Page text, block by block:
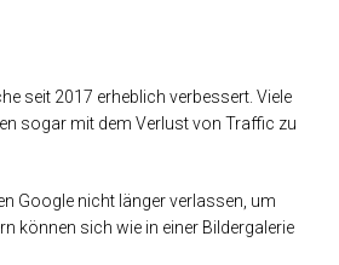
seit 2017 erheblich verbessert. Viele
sogar mit dem Verlust von Traffic zu
Google nicht länger verlassen, um
können sich wie in einer Bildergalerie